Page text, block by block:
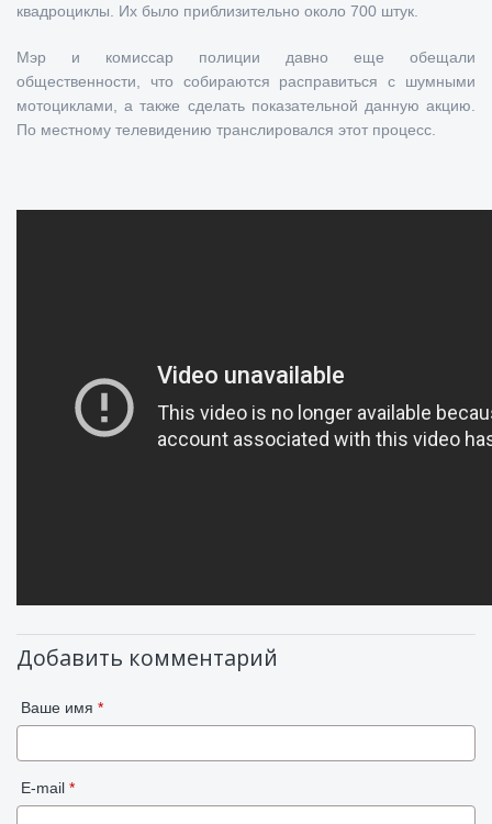
квадроциклы. Их было приблизительно около 700 штук.
Мэр и комиссар полиции давно еще обещали
общественности, что собираются расправиться с шумными
мотоциклами, а также сделать показательной данную акцию.
По местному телевидению транслировался этот процесс.
Добавить комментарий
Ваше имя *
E-mail *